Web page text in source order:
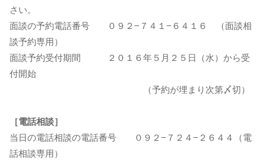
さい。
面談の予約電話番号 ０９２−７４１−６４１６ （面談相
談予約専用）
面談予約受付期間 ２０１６年５月２５日（水）から受
付開始
（予約が埋まり次第〆切）
［電話相談］
当日の電話相談の電話番号 ０９２−７２４−２６４４（電
話相談専用）